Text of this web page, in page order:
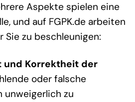
Aspekte spielen eine
und auf FGPK.de arbeiten
Sie zu beschleunigen:
und Korrektheit der
oder falsche
unweigerlich zu